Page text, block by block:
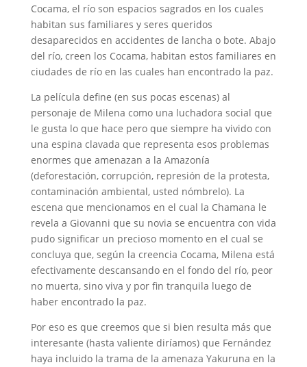
Cocama, el río son espacios sagrados en los cuales
habitan sus familiares y seres queridos
desaparecidos en accidentes de lancha o bote. Abajo
del río, creen los Cocama, habitan estos familiares en
ciudades de río en las cuales han encontrado la paz.
La película define (en sus pocas escenas) al
personaje de Milena como una luchadora social que
le gusta lo que hace pero que siempre ha vivido con
una espina clavada que representa esos problemas
enormes que amenazan a la Amazonía
(deforestación, corrupción, represión de la protesta,
contaminación ambiental, usted nómbrelo). La
escena que mencionamos en el cual la Chamana le
revela a Giovanni que su novia se encuentra con vida
pudo significar un precioso momento en el cual se
concluya que, según la creencia Cocama, Milena está
efectivamente descansando en el fondo del río, peor
no muerta, sino viva y por fin tranquila luego de
haber encontrado la paz.
Por eso es que creemos que si bien resulta más que
interesante (hasta valiente diríamos) que Fernández
haya incluido la trama de la amenaza Yakuruna en la